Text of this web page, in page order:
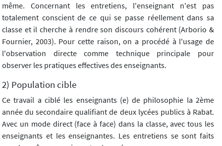
même. Concernant les entretiens, l'enseignant n'est pas
totalement conscient de ce qui se passe réellement dans sa
classe et il cherche à rendre son discours cohérent (Arborio &
Fournier, 2003). Pour cette raison, on a procédé à l'usage de
l'observation directe comme technique principale pour
observer les pratiques effectives des enseignants.
2) Population cible
Ce travail a ciblé les enseignants (e) de philosophie la 2ème
année du secondaire qualifiant de deux lycées publics à Rabat.
Avec un mode direct (face à face) dans la classe, avec tous les
enseignants et les enseignantes. Les entretiens se sont faits